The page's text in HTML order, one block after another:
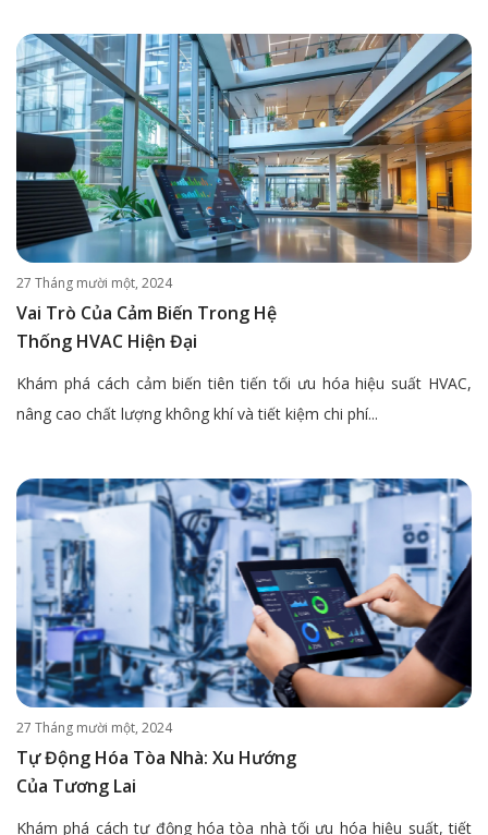
27 Tháng mười một, 2024
Vai Trò Của Cảm Biến Trong Hệ
Thống HVAC Hiện Đại
Khám phá cách cảm biến tiên tiến tối ưu hóa hiệu suất HVAC,
nâng cao chất lượng không khí và tiết kiệm chi phí...
27 Tháng mười một, 2024
Tự Động Hóa Tòa Nhà: Xu Hướng
Của Tương Lai
Khám phá cách tự động hóa tòa nhà tối ưu hóa hiệu suất, tiết